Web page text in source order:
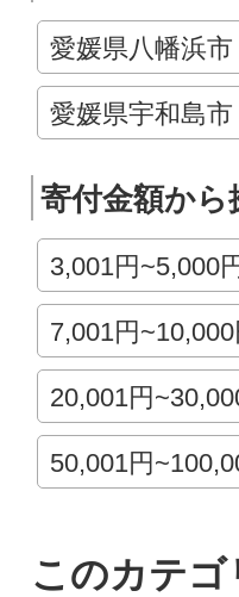
愛媛県八幡浜市
愛媛県宇和島市
寄付金額から
3,001円~5,000
7,001円~10,000
20,001円
50,001円
このカテ